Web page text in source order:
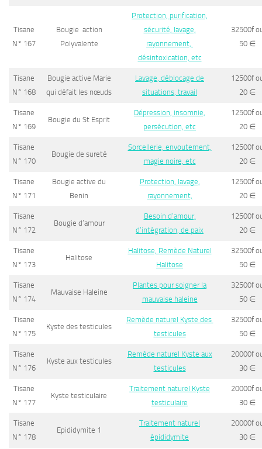
Tisane
N° 167
Bougie action
Polyvalente
Protection, purification,
sécurité, lavage,
rayonnement,
désintoxication, etc
32500f
50 ∈
Tisane
N° 168
Bougie active Marie
qui défait les nœuds
Lavage, déblocage de
situations, travail
12500f
20 ∈
Tisane
N° 169
Bougie du St Esprit
Dépression, insomnie,
persécution, etc
12500f
20 ∈
Tisane
N° 170
Bougie de sureté
Sorcellerie, envoutement,
magie noire, etc
12500f
20 ∈
Tisane
N° 171
Bougie active du
Benin
Protection, lavage,
rayonnement,
12500f
20 ∈
Tisane
N° 172
Bougie d’amour
Besoin d’amour,
d’intégration, de paix
12500f
20 ∈
Tisane
N° 173
Halitose
Halitose, Remède Naturel
Halitose
32500f
50 ∈
Tisane
N° 174
Mauvaise Haleine
Plantes pour soigner la
mauvaise haleine
32500f
50 ∈
Tisane
N° 175
Kyste des testicules
Remède naturel Kyste des
testicules
32500f
50 ∈
Tisane
N° 176
Kyste aux testicules
Remède naturel Kyste aux
testicules
20000f
30 ∈
Tisane
N° 177
Kyste testiculaire
Traitement naturel Kyste
testiculaire
20000f
30 ∈
Tisane
N° 178
Epididymite 1
Traitement naturel
épididymite
20000f
30 ∈